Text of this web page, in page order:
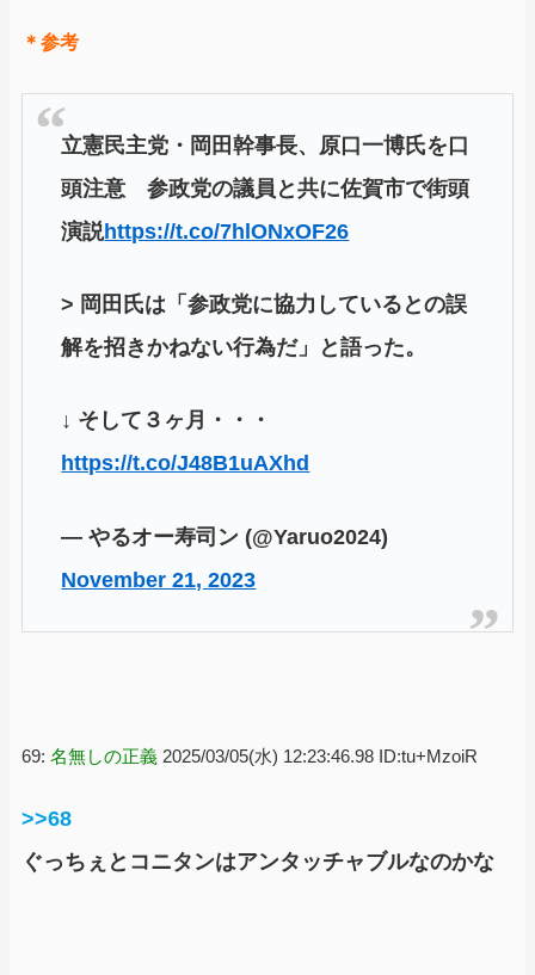
＊参考
立憲民主党・岡田幹事長、原口一博氏を口
頭注意 参政党の議員と共に佐賀市で街頭
演説https://t.co/7hlONxOF26
> 岡田氏は「参政党に協力しているとの誤
解を招きかねない行為だ」と語った。
↓ そして３ヶ月・・・
https://t.co/J48B1uAXhd
— やるオー寿司ン (@Yaruo2024)
November 21, 2023
69: 名無しの正義 2025/03/05(水) 12:23:46.98 ID:tu+MzoiR
>>68
ぐっちぇとコニタンはアンタッチャブルなのかな